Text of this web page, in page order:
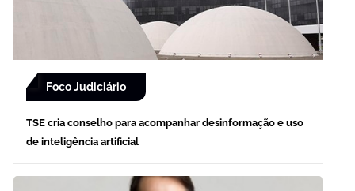
Foco Judiciário
TSE cria conselho para acompanhar desinformação e uso
de inteligência artificial